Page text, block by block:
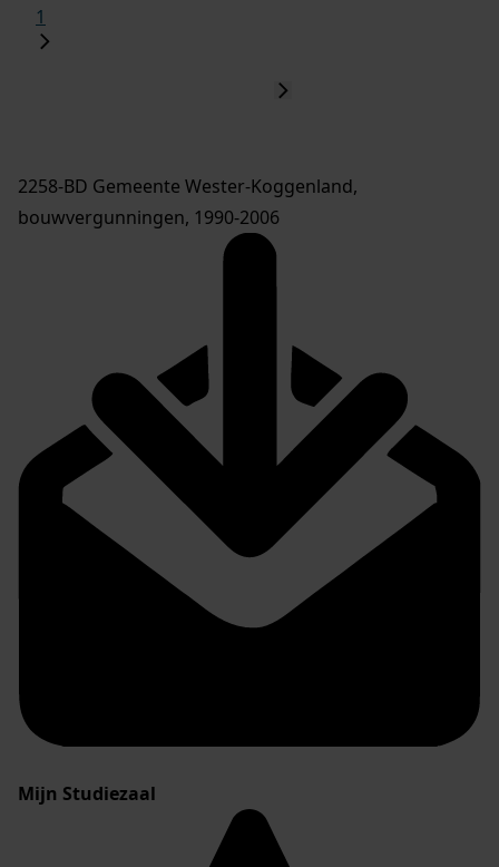
1
2258-BD Gemeente Wester-Koggenland,
bouwvergunningen, 1990-2006
Mijn Studiezaal